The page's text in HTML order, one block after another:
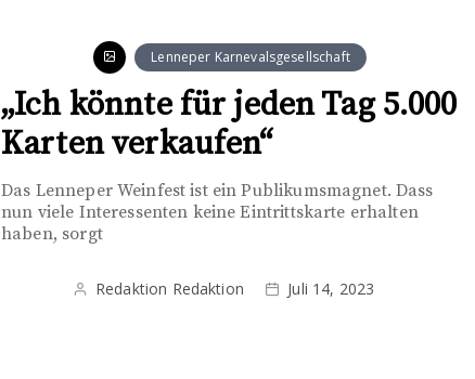
Lenneper Karnevalsgesellschaft
„Ich könnte für jeden Tag 5.000
Karten verkaufen“
Das Lenneper Weinfest ist ein Publikumsmagnet. Dass
nun viele Interessenten keine Eintrittskarte erhalten
haben, sorgt
Redaktion Redaktion Juli 14, 2023